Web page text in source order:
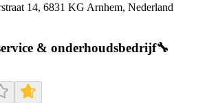
14, 6831 KG Arnhem, Nederland
& onderhoudsbedrijf🔧